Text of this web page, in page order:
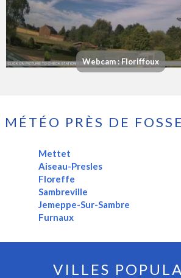
Webcam : Floriffoux
MÉTÉO PRÈS DE
Mettet
Aiseau-Presles
Floreffe
Sambreville
Jemeppe-Sur-Sambre
Furnaux
VILLES